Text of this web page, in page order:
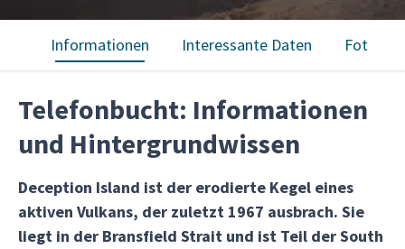
Informationen Interessante Daten Fotos
Telefonbucht: Informationen
und Hintergrundwissen
Deception Island ist der erodierte Kegel eines
aktiven Vulkans, der zuletzt 1967 ausbrach. Sie
liegt in der Bransfield Strait und ist Teil der South